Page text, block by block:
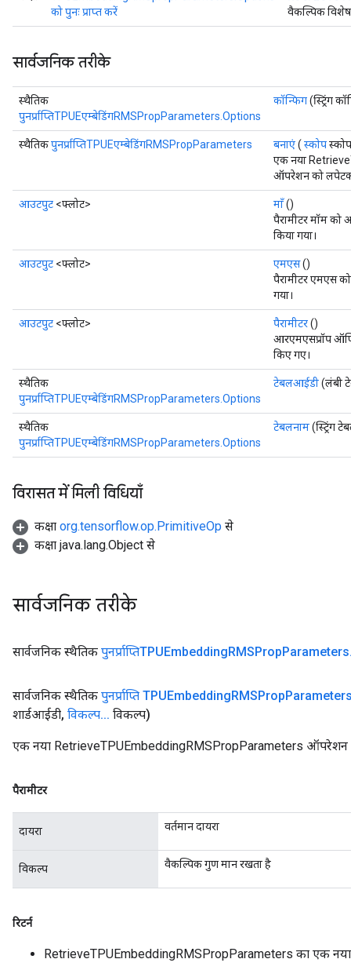
को पुनः प्राप्त करें
वैकल्पिक
सार्वजनिक तरीके
स्थैतिक
पुनर्प्राप्तिTPUEएम्बेडिंगRMSPropParameters.Options
कॉन्फिग(स्ट्रिंग
स्थैतिकपुनर्प्राप्तिTPUEएम्बेडिंगRMSPropParameters बनाएं( स्कोप
एक नया
ऑपरेशन को
आउटपुट <फ्लोट> माँ()
पैरामीटर मॉम को
किया गया।
आउटपुट <फ्लोट> एमएस()
पैरामीटर एमएस
गया।
आउटपुट <फ्लोट> पैरामीटर()
आरएमएसप्रॉप
किए गए।
स्थैतिक
पुनर्प्राप्तिTPUEएम्बेडिंगRMSPropParameters.Options
टेबलआईडी(लंबी
स्थैतिक
पुनर्प्राप्तिTPUEएम्बेडिंगRMSPropParameters.Options
टेबलनाम(स्ट्रिंग
विरासत में मिली विधियाँ
कक्षा org.tensorflow.op.PrimitiveOp से
कक्षा java.lang.Object से
सार्वजनिक तरीके
सार्वजनिक स्थैतिक पुनर्प्राप्तिTPUEmbeddingRMSPropParameters
सार्वजनिक स्थैतिक पुनर्प्राप्ति TPUEmbeddingRMSProp
शार्डआईडी, विकल्प... विकल्प)
एक नया RetrieveTPUEmbeddingRMSPropParameters ऑपरेशन
पैरामीटर
दायरा वर्तमान दायरा
विकल्प वैकल्पिक गुण मान रखता है
रिटर्न
RetrieveTPUEmbeddingRMSPropParameters का एक